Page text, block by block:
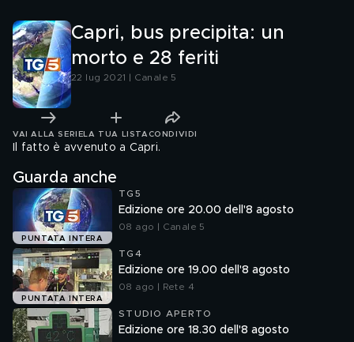
Capri, bus precipita: un
morto e 28 feriti
22 lug 2021 | Canale 5
VAI ALLA SERIE LA TUA LISTA CONDIVIDI
Il fatto è avvenuto a Capri.
Guarda anche
PUNTATA INTERA
TG5
Edizione ore 20.00 dell'8 agosto
08 ago | Canale 5
PUNTATA INTERA
TG4
Edizione ore 19.00 dell'8 agosto
08 ago | Rete 4
STUDIO APERTO
Edizione ore 18.30 dell'8 agosto